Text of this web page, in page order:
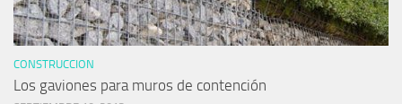
CONSTRUCCION
Los gaviones para muros de contención